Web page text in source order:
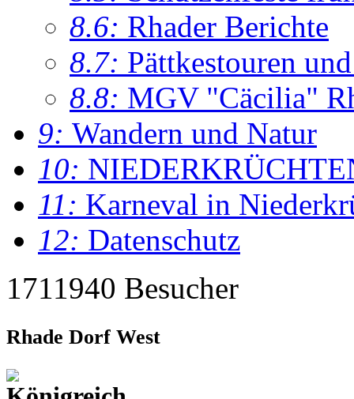
8.6: Rhader Berichte
8.7: Pättkestouren
8.8: MGV "Cäcilia"
9: Wandern und Natur
10:
11: Karneval in
12: Datenschutz
1711940 Besucher
Rhade Dorf West